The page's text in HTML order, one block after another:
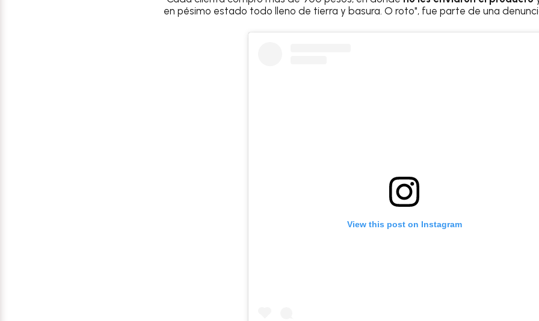
en pésimo estado todo lleno de tierra y basura. O roto", fue parte de una
View this post on Instagram